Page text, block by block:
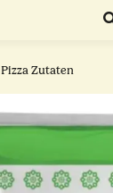
Pizza Zutaten